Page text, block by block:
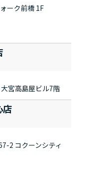
ーク前橋 1F
宮高島屋ビル7階
店
2 コクーンシティ